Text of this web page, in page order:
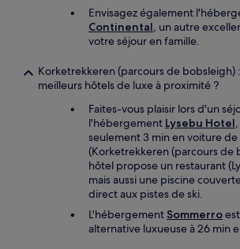
Envisagez également
Continental, un autre
votre séjour en famille.
Korketrekkeren (parcours de bobsleigh)
meilleurs hôtels de luxe à proximité ?
Faites-vous plaisir lors d'un
l'hébergement Lysebu Hotel
seulement 3 min en voiture
(Korketrekkeren (parcours de
hôtel propose un restaurant
mais aussi une piscine
direct aux pistes de ski.
L'hébergement Sommerro
alternative luxueuse à 26 min